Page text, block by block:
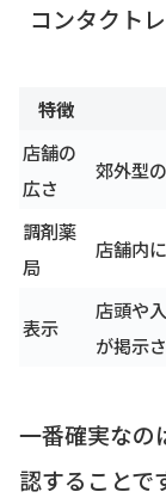
コンタクト
特徴
店舗の
広さ
郊外型
調剤薬
局
店舗内
表示
店頭や
が掲示
一番確実なの
認することで